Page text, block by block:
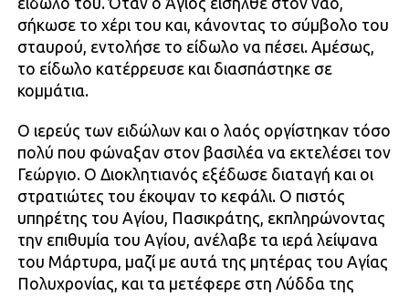
είδωλο του. Όταν ο Άγιος εισήλθε στον ναό,
σήκωσε το χέρι του και, κάνοντας το σύμβολο του
σταυρού, εντολήσε το είδωλο να πέσει. Αμέσως,
το είδωλο κατέρρευσε και διασπάστηκε σε
κομμάτια.
Ο ιερεύς των ειδώλων και ο λαός οργίστηκαν τόσο
πολύ που φώναξαν στον βασιλέα να εκτελέσει τον
Γεώργιο. Ο Διοκλητιανός εξέδωσε διαταγή και οι
στρατιώτες του έκοψαν το κεφάλι. Ο πιστός
υπηρέτης του Αγίου, Πασικράτης, εκπληρώνοντας
την επιθυμία του Αγίου, ανέλαβε τα ιερά λείψανα
του Μάρτυρα, μαζί με αυτά της μητέρας του Αγίας
Πολυχρονίας, και τα μετέφερε στη Λύδδα της